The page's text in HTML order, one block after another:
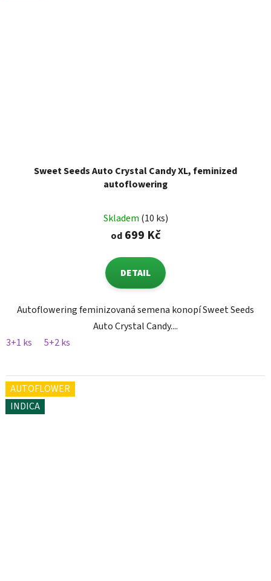
Sweet Seeds Auto Crystal Candy XL, feminized
autoflowering
Skladem (10 ks)
od699 Kč
DETAIL
Autoflowering feminizovaná semena konopí Sweet Seeds
Auto Crystal Candy....
3+1 ks
5+2 ks
AUTOFLOWER
INDICA